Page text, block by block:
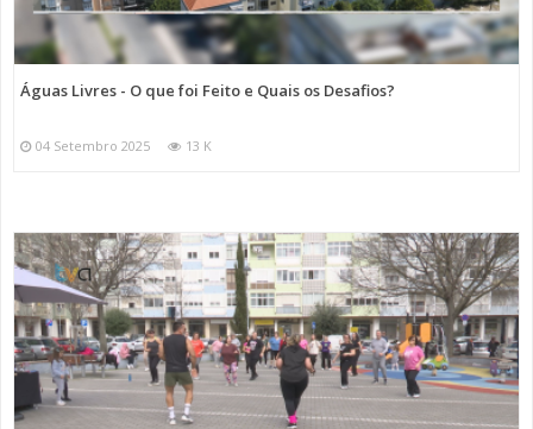
Águas Livres - O que foi Feito e Quais os Desafios?
04 Setembro 2025 13 K